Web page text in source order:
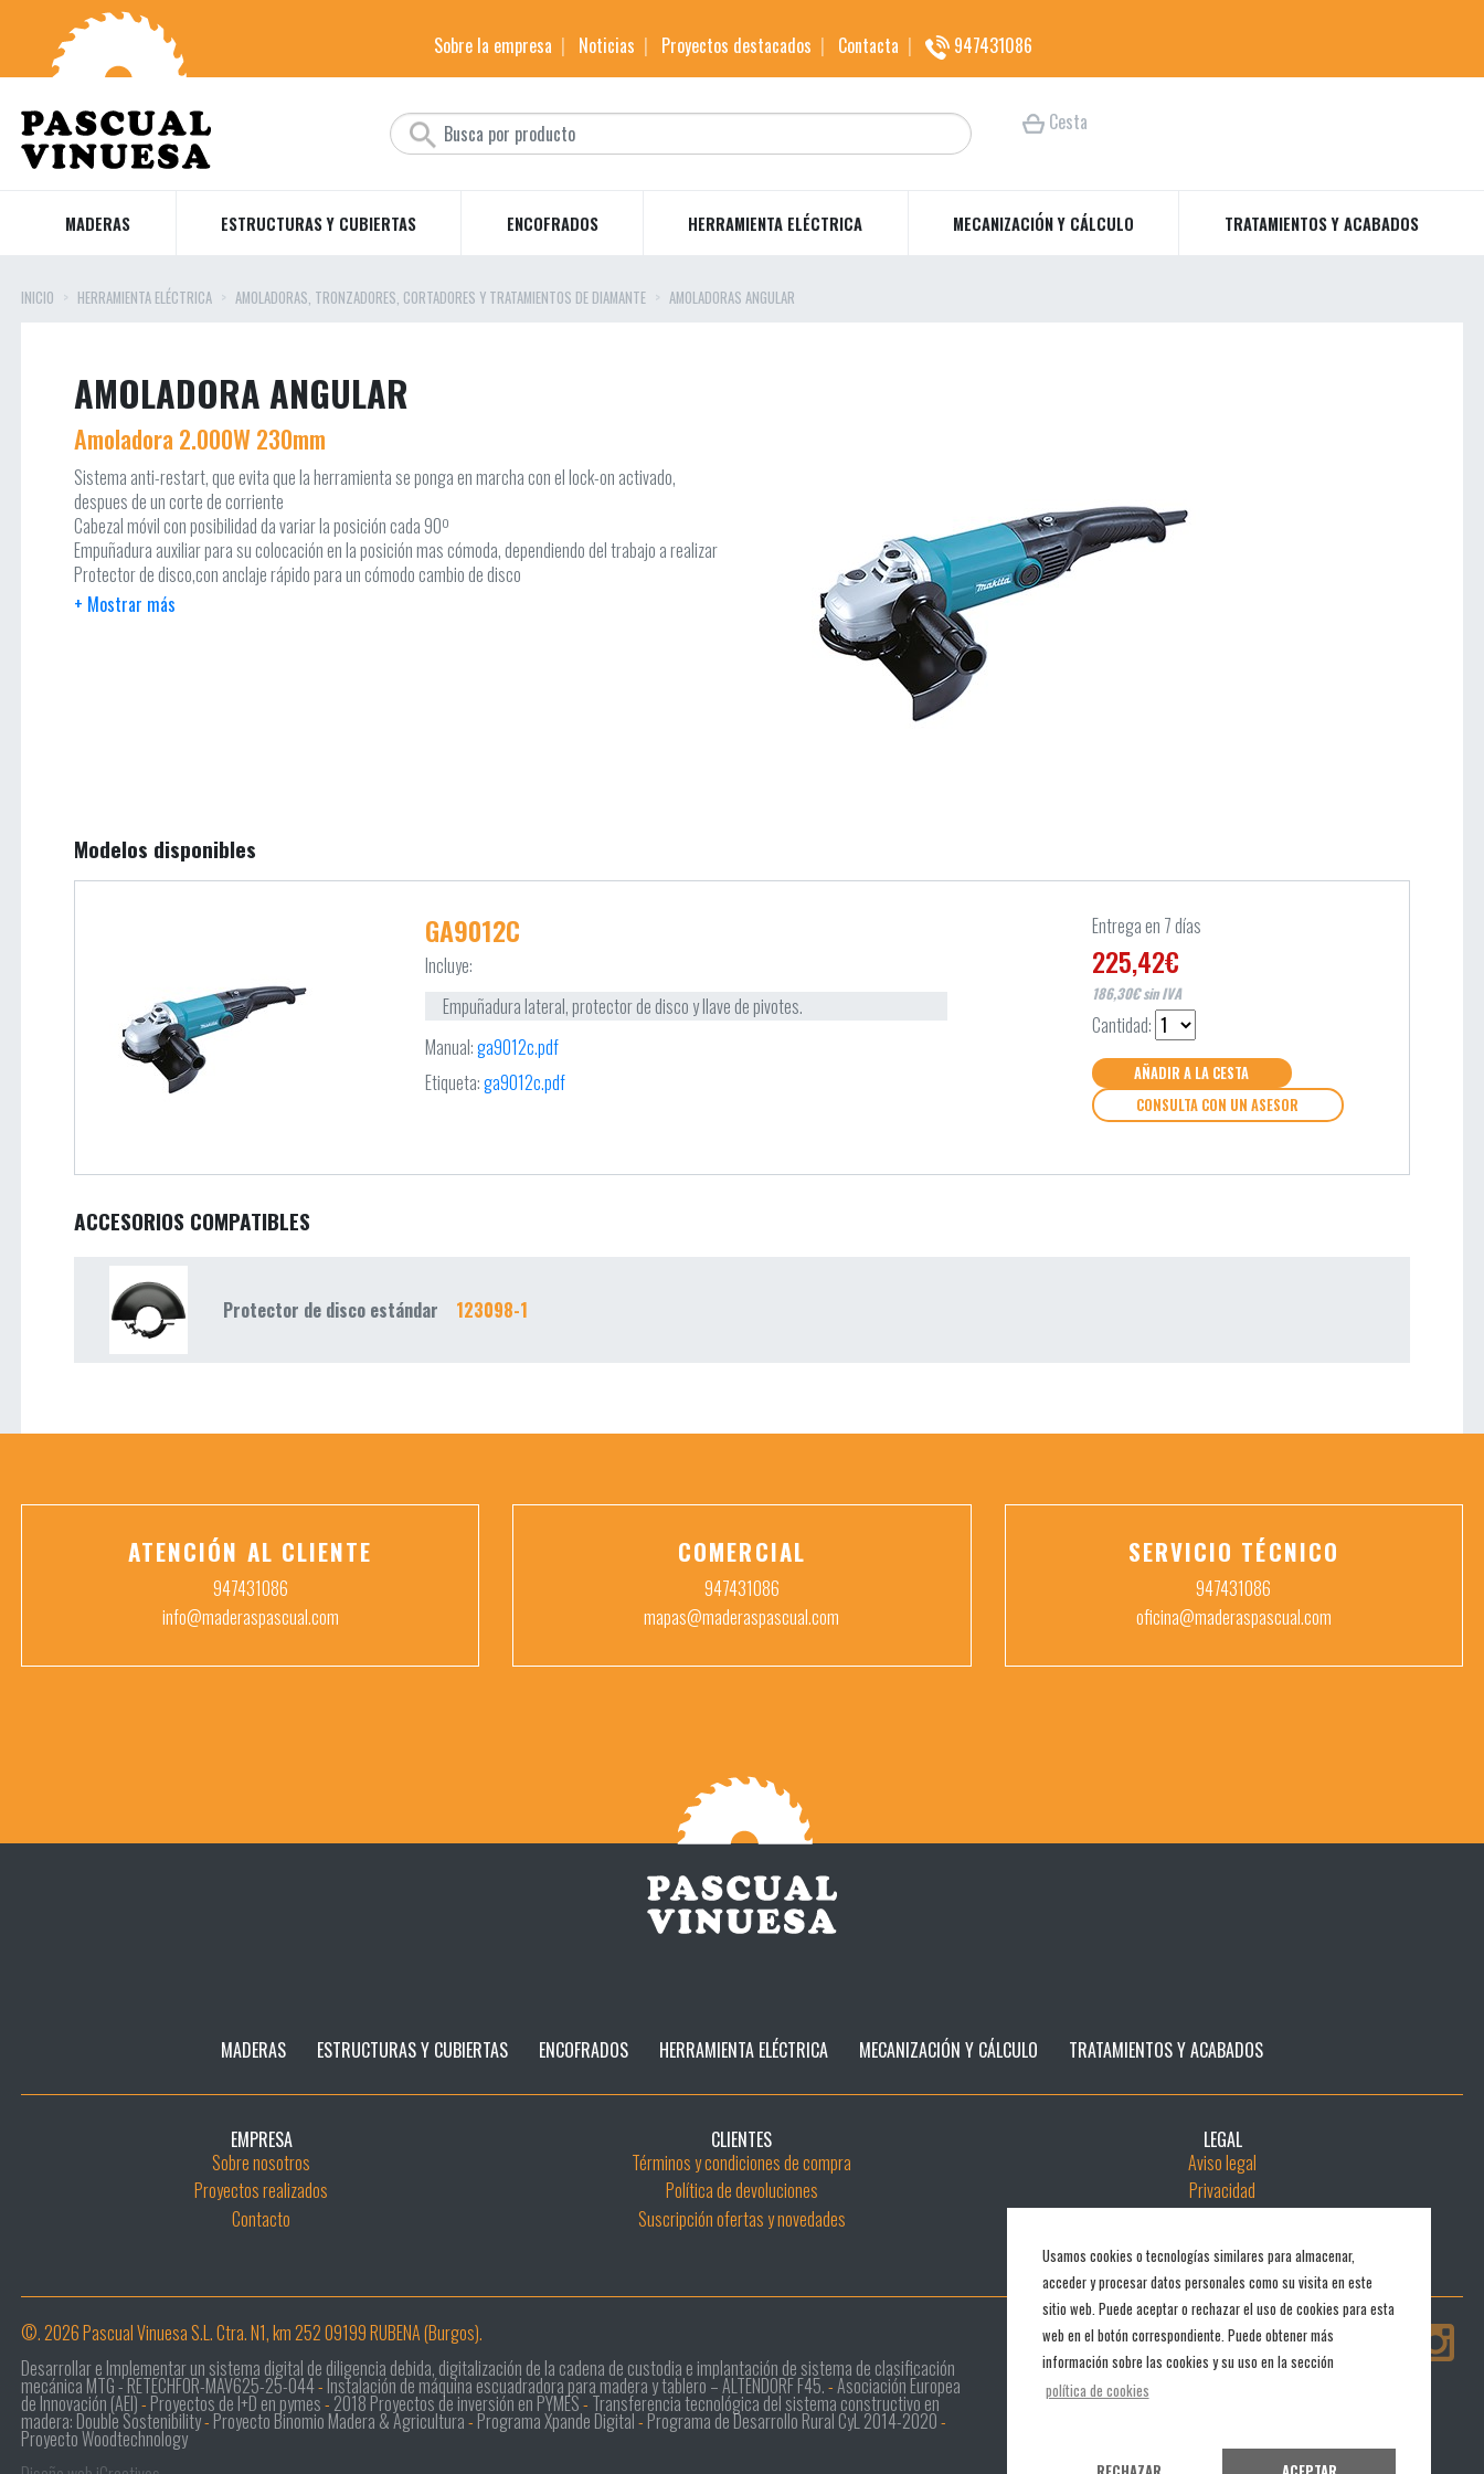
Usamos cookies o tecnologías similares para almacenar,
acceder y procesar datos personales como su visita en este
sitio web. Puede aceptar o rechazar el uso de cookies para esta
web en el botón correspondiente. Puede obtener más
información sobre las cookies y su uso en la sección
política de cookies
Sobre la empresa Noticias Proyectos destacados Contacta 947431086
Cesta
MADERAS ESTRUCTURAS Y CUBIERTAS ENCOFRADOS HERRAMIENTA ELÉCTRICA MECANIZACIÓN Y CÁLCULO TRATAMIENTOS Y ACABADOS
INICIO HERRAMIENTA ELÉCTRICA AMOLADORAS, TRONZADORES, CORTADORES Y TRATAMIENTOS DE DIAMANTE AMOLADORAS ANGULAR
AMOLADORA ANGULAR
Amoladora 2.000W 230mm
Sistema anti-restart, que evita que la herramienta se ponga en marcha con el lock-on activado,
despues de un corte de corriente
Cabezal móvil con posibilidad da variar la posición cada 90º
Empuñadura auxiliar para su colocación en la posición mas cómoda, dependiendo del trabajo a realizar
Protector de disco,con anclaje rápido para un cómodo cambio de disco
Interruptor grande para manejarlo fácilmente y poderlo accionar con varios dedos
Modelos disponibles
GA9012C
Incluye:
Empuñadura lateral, protector de disco y llave de pivotes.
Manual:ga9012c.pdf
Etiqueta:ga9012c.pdf
Entrega en 7 días
225,42€
186,30€ sin IVA
Cantidad:
AÑADIR A LA CESTA
CONSULTA CON UN ASESOR
ACCESORIOS COMPATIBLES
Protector de disco estándar 123098-1
ATENCIÓN AL CLIENTE
947431086
info@maderaspascual.com
COMERCIAL
947431086
mapas@maderaspascual.com
SERVICIO TÉCNICO
947431086
oficina@maderaspascual.com
MADERAS ESTRUCTURAS Y CUBIERTAS ENCOFRADOS HERRAMIENTA ELÉCTRICA MECANIZACIÓN Y CÁLCULO TRATAMIENTOS Y ACABADOS
EMPRESA
Sobre nosotros
Proyectos realizados
Contacto
CLIENTES
Términos y condiciones de compra
Política de devoluciones
Suscripción ofertas y novedades
LEGAL
Aviso legal
Privacidad
Política de Cadena de Custodia
©. 2026 Pascual Vinuesa S.L. Ctra. N1, km 252 09199 RUBENA (Burgos).
Desarrollar e Implementar un sistema digital de diligencia debida, digitalización de la cadena de custodia e implantación de sistema de clasificación
mecánica MTG - RETECHFOR-MAV625-25-044- Instalación de máquina escuadradora para madera y tablero – ALTENDORF F45.-Asociación Europea
de Innovación (AEI)- Proyectos de I+D en pymes- 2018 Proyectos de inversión en PYMES- Transferencia tecnológica del sistema constructivo en
madera: Double Sostenibility- Proyecto Binomio Madera & Agricultura- Programa Xpande Digital- Programa de Desarrollo Rural CyL 2014-2020-
Proyecto Woodtechnology